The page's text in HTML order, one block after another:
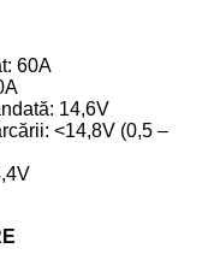
60A
14,6V
<14,8V (0,5 –